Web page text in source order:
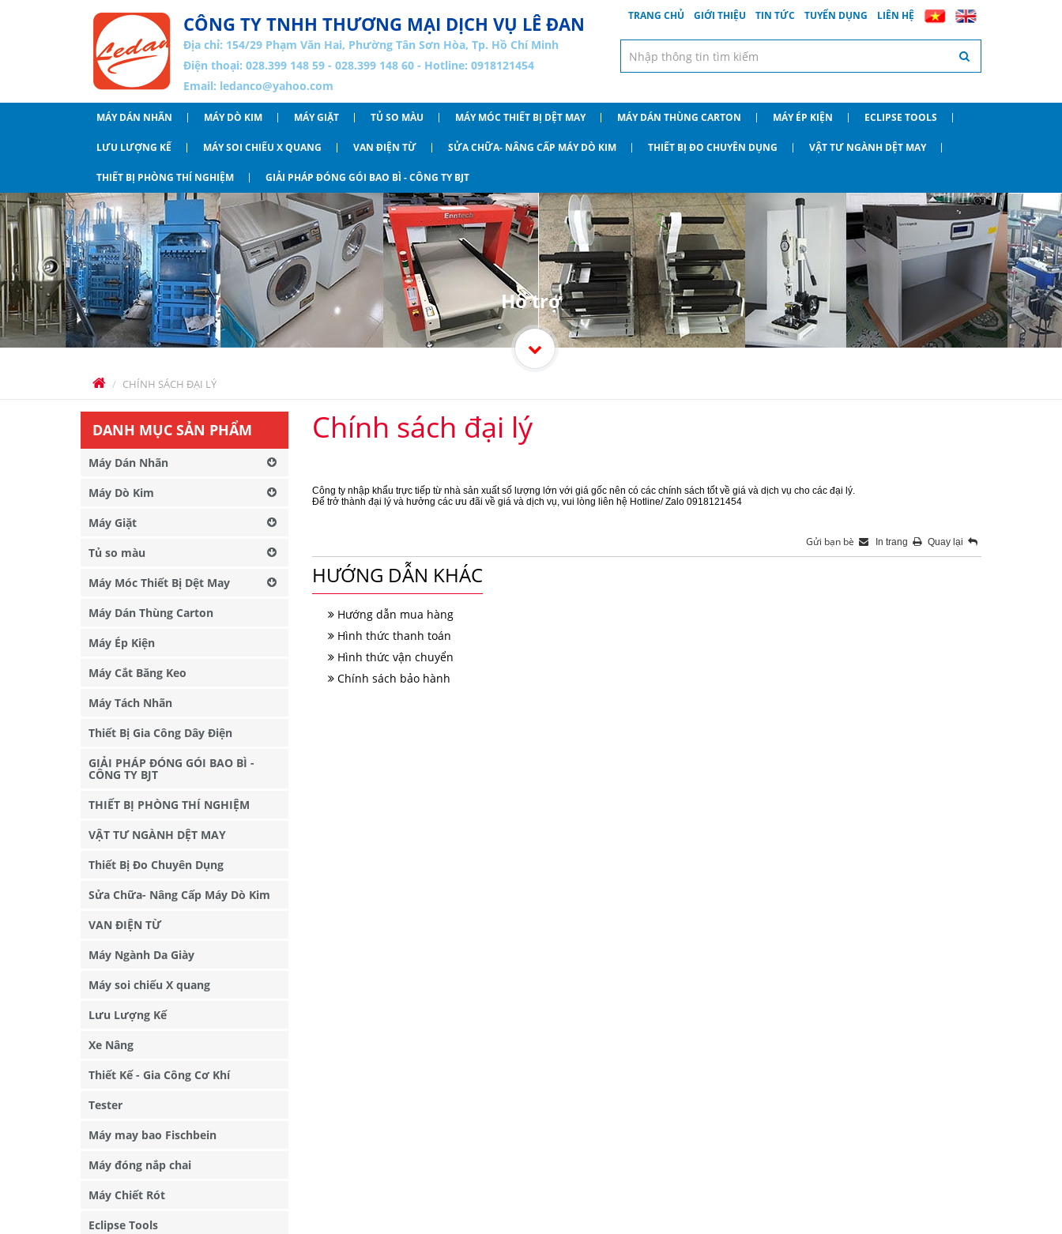
CÔNG TY TNHH THƯƠNG MẠI DỊCH VỤ LÊ ĐAN
Địa chỉ: 154/29 Phạm Văn Hai, Phường Tân Sơn Hòa, Tp. Hồ Chí Minh
Điện thoại: 028.399 148 59 - 028.399 148 60 - Hotline: 0918121454
Email: ledanco@yahoo.com
TRANG CHỦ GIỚI THIỆU TIN TỨC TUYỂN DỤNG LIÊN HỆ
MÁY DÁN NHÃN MÁY DÒ KIM MÁY GIẶT TỦ SO MÀU MÁY MÓC THIẾT BỊ DỆT MAY MÁY DÁN THÙNG CARTON MÁY ÉP KIỆN ECLIPSE TOOLS
LƯU LƯỢNG KẾ MÁY SOI CHIẾU X QUANG VAN ĐIỆN TỪ SỬA CHỮA- NÂNG CẤP MÁY DÒ KIM THIẾT BỊ ĐO CHUYÊN DỤNG VẬT TƯ NGÀNH DỆT MAY
THIẾT BỊ PHÒNG THÍ NGHIỆM GIẢI PHÁP ĐÓNG GÓI BAO BÌ - CÔNG TY BJT
CHÍNH SÁCH ĐẠI LÝ
Hổ trợ
Chính sách đại lý
Công ty nhập khẩu trực tiếp từ nhà sản xuất số lượng lớn với giá gốc nên có các chính sách tốt về giá và dịch vụ cho các đại lý.
Để trở thành đại lý và hưởng các ưu đãi về giá và dịch vụ, vui lòng liên hệ Hotline/ Zalo 0918121454
Gửi bạn bè In trang Quay lại
HƯỚNG DẪN KHÁC
Hướng dẫn mua hàng
Hình thức thanh toán
Hình thức vận chuyển
Chính sách bảo hành
DANH MỤC SẢN PHẨM
Máy Dán Nhãn
Máy Dò Kim
Máy Giặt
Tủ so màu
Máy Móc Thiết Bị Dệt May
Máy Dán Thùng Carton
Máy Ép Kiện
Máy Cắt Băng Keo
Máy Tách Nhãn
Thiết Bị Gia Công Dây Điện
GIẢI PHÁP ĐÓNG GÓI BAO BÌ -
CÔNG TY BJT
THIẾT BỊ PHÒNG THÍ NGHIỆM
VẬT TƯ NGÀNH DỆT MAY
Thiết Bị Đo Chuyên Dụng
Sửa Chữa- Nâng Cấp Máy Dò Kim
VAN ĐIỆN TỪ
Máy Ngành Da Giày
Máy soi chiếu X quang
Lưu Lượng Kế
Xe Nâng
Thiết Kế - Gia Công Cơ Khí
Tester
Máy may bao Fischbein
Máy đóng nắp chai
Máy Chiết Rót
Eclipse Tools